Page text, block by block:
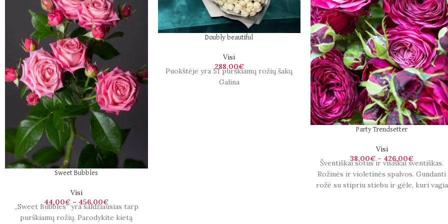
Sweet Bubbles
Visi
44,00€ – 456,00€
„Sweet Bubbles“ yra saldžiausias tarp
purškiamų rožių. Parodykite kietą
Doubly beautiful
Visi
288,00€
Puokštėje yra 51 purškiamų rožių šakų
Galina
Party Trendsetter
Visi
38,00€ – 426,00€
Šventiškai sotus ir visiškai šventiškas.
Rožinės ir violetinės spalvos. Gundanti
rožė su stipriu stiebu ir gėle, kuri vagia